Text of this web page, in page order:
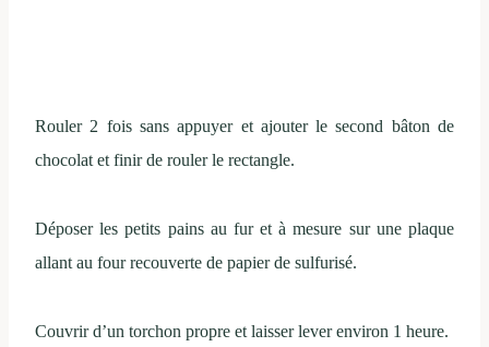
Rouler 2 fois sans appuyer et ajouter le second bâton de
chocolat et finir de rouler le rectangle.
Déposer les petits pains au fur et à mesure sur une plaque
allant au four recouverte de papier de sulfurisé.
Couvrir d’un torchon propre et laisser lever environ 1 heure.